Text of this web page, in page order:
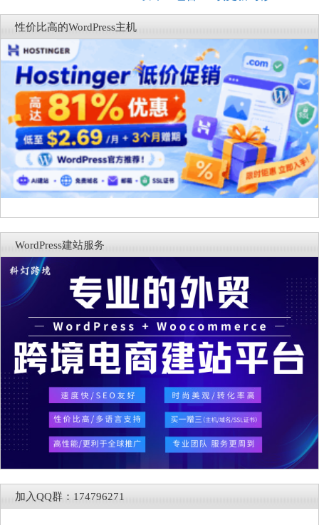
商能力
复，仅建议在测试环境体验
性价比高的WordPress主机
WordPress建站服务
加入QQ群：174796271